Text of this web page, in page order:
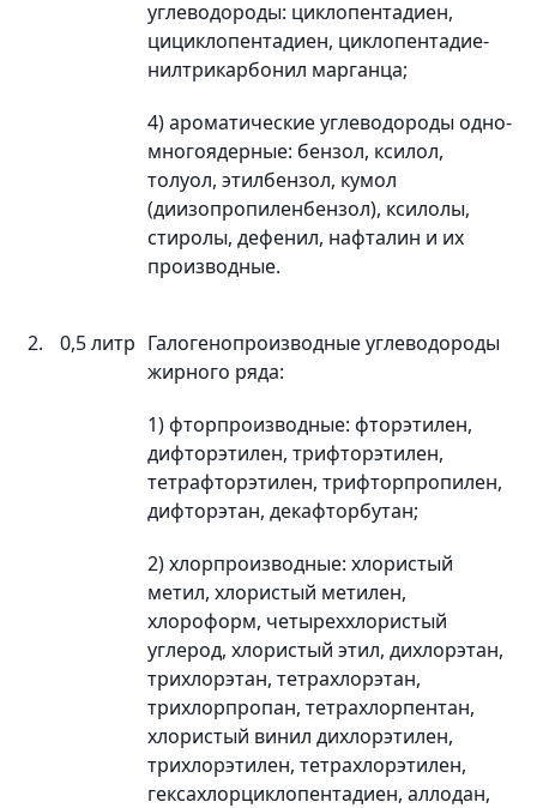
углеводороды: циклопентадиен,
цициклопентадиен, циклопентадие-
нилтрикарбонил марганца;
4) ароматические углеводороды одно-
многоядерные: бензол, ксилол,
толуол, этилбензол, кумол
(диизопропиленбензол), ксилолы,
стиролы, дефенил, нафталин и их
производные.
2. 0,5 литр Галогенопроизводные углеводороды
жирного ряда:
1) фторпроизводные: фторэтилен,
дифторэтилен, трифторэтилен,
тетрафторэтилен, трифторпропилен,
дифторэтан, декафторбутан;
2) хлорпроизводные: хлористый
метил, хлористый метилен,
хлороформ, четыреххлористый
углерод, хлористый этил, дихлорэтан,
трихлорэтан, тетрахлорэтан,
трихлорпропан, тетрахлорпентан,
хлористый винил дихлорэтилен,
трихлорэтилен, тетрахлорэтилен,
гексахлорциклопентадиен, аллодан,